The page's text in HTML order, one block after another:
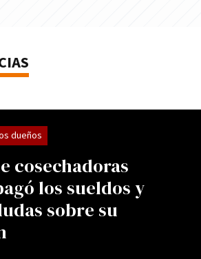
cosechadoras
los sueldos y
sobre su
dueños